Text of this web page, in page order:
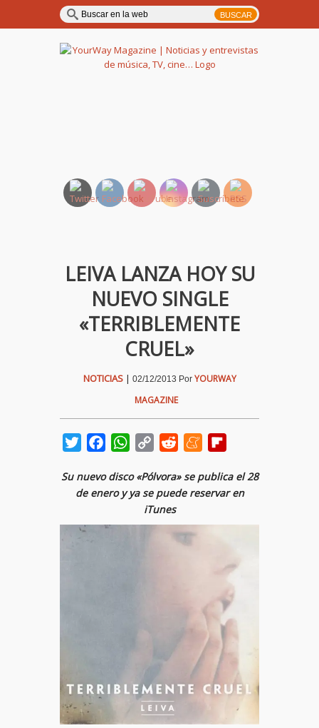
LEIVA LANZA HOY SU
NUEVO SINGLE
«TERRIBLEMENTE
CRUEL»
NOTICIAS| 02/12/2013 Por YOURWAY
MAGAZINE
TwitterFacebookWhatsApp
Copy
Reddit Meneame
Su nuevo disco «Pólvora» se publica el 28
de enero y ya se puede reservar en
iTunes